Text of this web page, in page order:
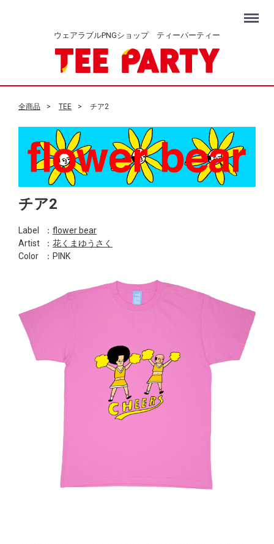
ウェアラブルPNGショップ ティーパーティー
Menu
全商品 TEE チア2
チア2
Label ： flower bear
Artist
： 花くまゆうさく
Color
：PINK